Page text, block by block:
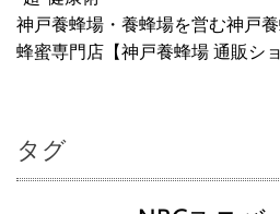
神戸養蜂場・養蜂場を営む神戸
蜂蜜専門店【神戸養蜂場 通販ショ
タグ